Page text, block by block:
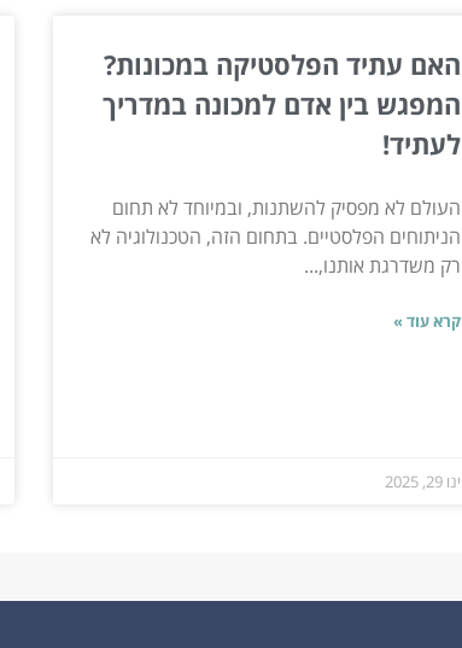
האם עתיד הפלסטיקה במכונות?
המפגש בין אדם למכונה במדריך
לעתיד!
העולם לא מפסיק להשתנות, ובמיוחד לא תחום
הניתוחים הפלסטיים. בתחום הזה, הטכנולוגיה לא
רק משדרגת אותנו,...
קרא עוד »
ינו 29, 2025